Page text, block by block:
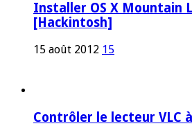
Installer OS X Mountain
[Hackintosh]
15 août 2012 15
Contrôler le lecteur VLC